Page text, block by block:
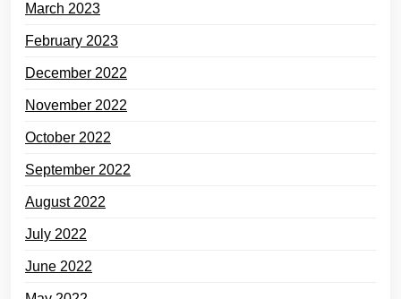
March 2023
February 2023
December 2022
November 2022
October 2022
September 2022
August 2022
July 2022
June 2022